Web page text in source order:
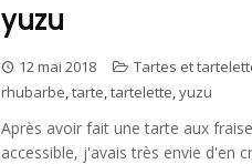
yuzu
12 mai 2018 Tartes et
rhubarbe,tarte,tartelette,yuzu
Après avoir fait une tarte aux
accessible, j'avais très envie d'en